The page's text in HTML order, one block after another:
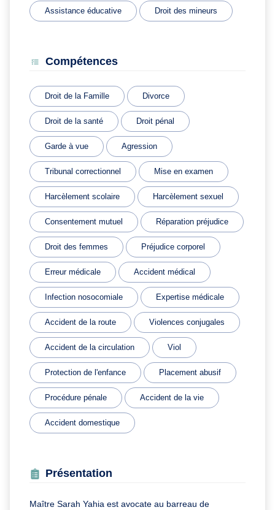
Assistance éducative Droit des mineurs
Compétences
Droit de la Famille Divorce
Droit de la santé Droit pénal
Garde à vue Agression
Tribunal correctionnel Mise en examen
Harcèlement scolaire Harcèlement sexuel
Consentement mutuel Réparation préjudice
Droit des femmes Préjudice corporel
Erreur médicale Accident médical
Infection nosocomiale Expertise médicale
Accident de la route Violences conjugales
Accident de la circulation Viol
Protection de l'enfance Placement abusif
Procédure pénale Accident de la vie
Accident domestique
Présentation
Maître Sarah Yahia est avocate au barreau de